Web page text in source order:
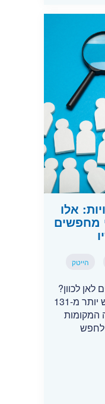
אלו
מחפשים
הייטק
לכוון?
לפי נתוני הלמ"ס, בישראל יש יותר מ-131
המקומות
לחפש